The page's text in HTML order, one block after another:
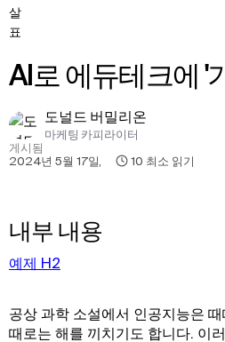
AI로 에듀테크에
도널드 버밀리온
마케팅 카피라이터
게시됨
2024년 5월 17일, 10 최소 읽기
내부 내용
예제 H2
공상 과학 소설에서 인공지능은
때로는 해를 끼치기도 합니다. 이